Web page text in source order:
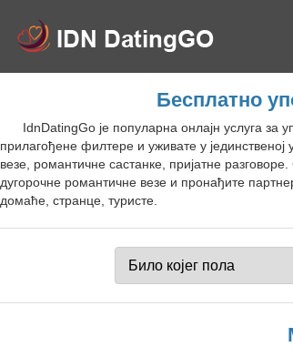
Бесплатно
IdnDatingGo је популарна онлајн услуга
прилагођене филтере и уживате у
везе, романтичне састанке, пријатне
дугорочне романтичне везе и пронађите
домаће, странце, туристе.